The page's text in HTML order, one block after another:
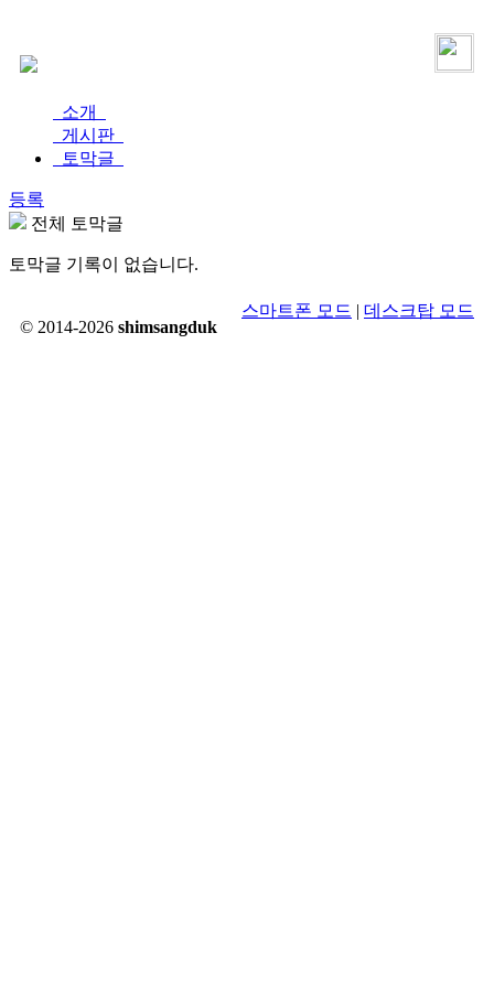
소개
게시판
토막글
등록
전체 토막글
토막글 기록이 없습니다.
© 2014-2026 shimsangduk
스마트폰 모드 | 데스크탑 모드